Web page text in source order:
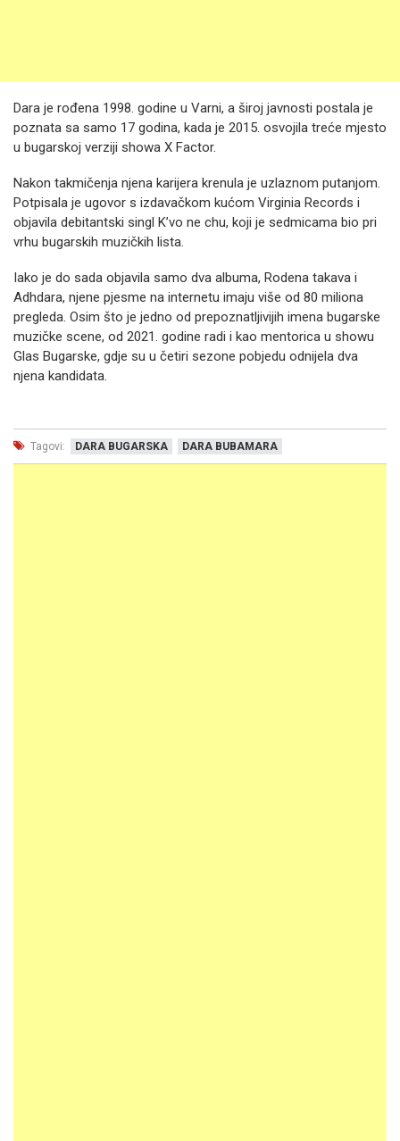
Dara je rođena 1998. godine u Varni, a široj javnosti postala je
poznata sa samo 17 godina, kada je 2015. osvojila treće mjesto
u bugarskoj verziji showa X Factor.
Nakon takmičenja njena karijera krenula je uzlaznom putanjom.
Potpisala je ugovor s izdavačkom kućom Virginia Records i
objavila debitantski singl K’vo ne chu, koji je sedmicama bio pri
vrhu bugarskih muzičkih lista.
Iako je do sada objavila samo dva albuma, Rodena takava i
Adhdara, njene pjesme na internetu imaju više od 80 miliona
pregleda. Osim što je jedno od prepoznatljivijih imena bugarske
muzičke scene, od 2021. godine radi i kao mentorica u showu
Glas Bugarske, gdje su u četiri sezone pobjedu odnijela dva
njena kandidata.
Tagovi: DARA BUGARSKA DARA BUBAMARA